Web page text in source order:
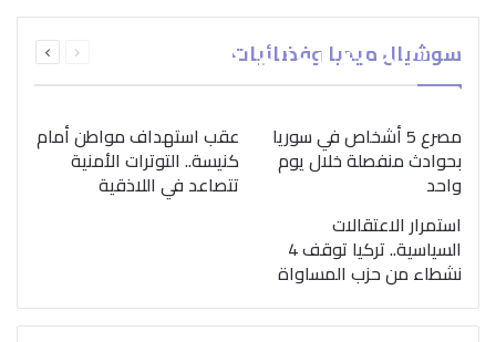
سوشيال ميديا وفضائيات الصفحةالصفحة
بمناسبة اليوم الدولي..
“الصحة العالمية” تؤكد
ضرورة اتباع نهج متكامل
لمواجهة إدمان المخدرات
مصرع 5 أشخاص في سوريا
بحوادث منفصلة خلال يوم
واحد
عقب استهداف مواطن أمام
كنيسة.. التوترات الأمنية
تتصاعد في اللاذقية
استمرار الاعتقالات
السياسية.. تركيا توقف 4
نشطاء من حزب المساواة